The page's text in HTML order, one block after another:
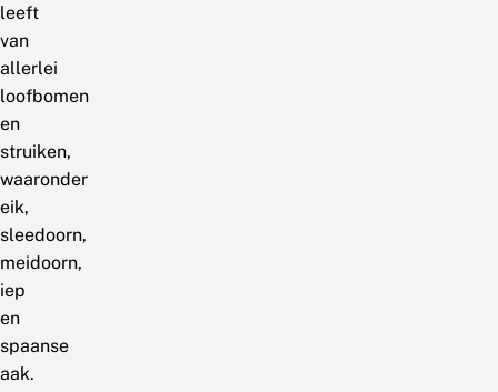
leeft
van
allerlei
loofbomen
en
struiken,
waaronder
eik,
sleedoorn,
meidoorn,
iep
en
spaanse
aak.